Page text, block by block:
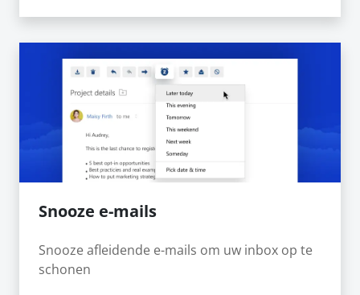
Snooze e-mails
Snooze afleidende e-mails om uw inbox op te
schonen